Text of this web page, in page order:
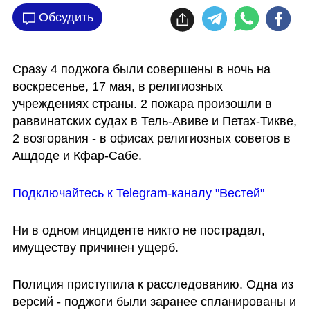
Обсудить
Сразу 4 поджога были совершены в ночь на
воскресенье, 17 мая, в религиозных
учреждениях страны. 2 пожара произошли в
раввинатских судах в Тель-Авиве и Петах-Тикве,
2 возгорания - в офисах религиозных советов в
Ашдоде и Кфар-Сабе.
Подключайтесь к Telegram-каналу "Вестей"
Ни в одном инциденте никто не пострадал,
имуществу причинен ущерб.
Полиция приступила к расследованию. Одна из
версий - поджоги были заранее спланированы и